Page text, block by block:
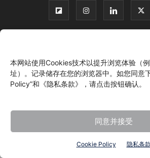
本网站使用Cookies技术以提升浏览体验（
址）。记录储存在您的浏览器中。如您同意
Policy”和《隐私条款》，请点击按钮确认。
同意并接受
Cookie Policy 隐私条款